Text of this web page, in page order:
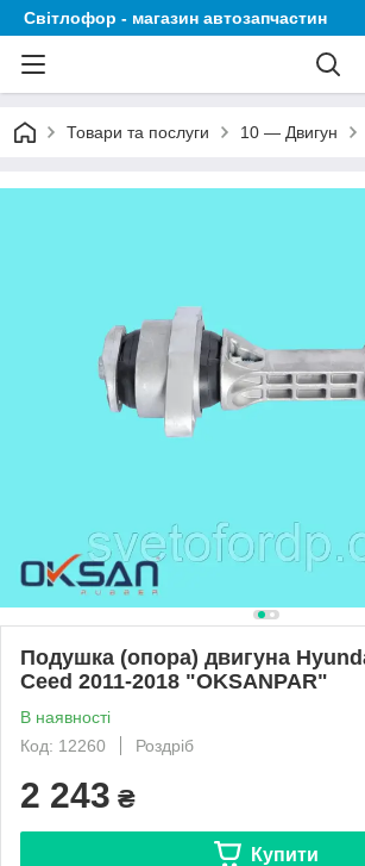
Світлофор - магазин автозапчастин
Товари та послуги 10 — Двигун
Подушка (опора) двигуна
Ceed 2011-2018 "OKSANPAR"
В наявності
Код: 12260
Роздріб
2 243 ₴
Купити